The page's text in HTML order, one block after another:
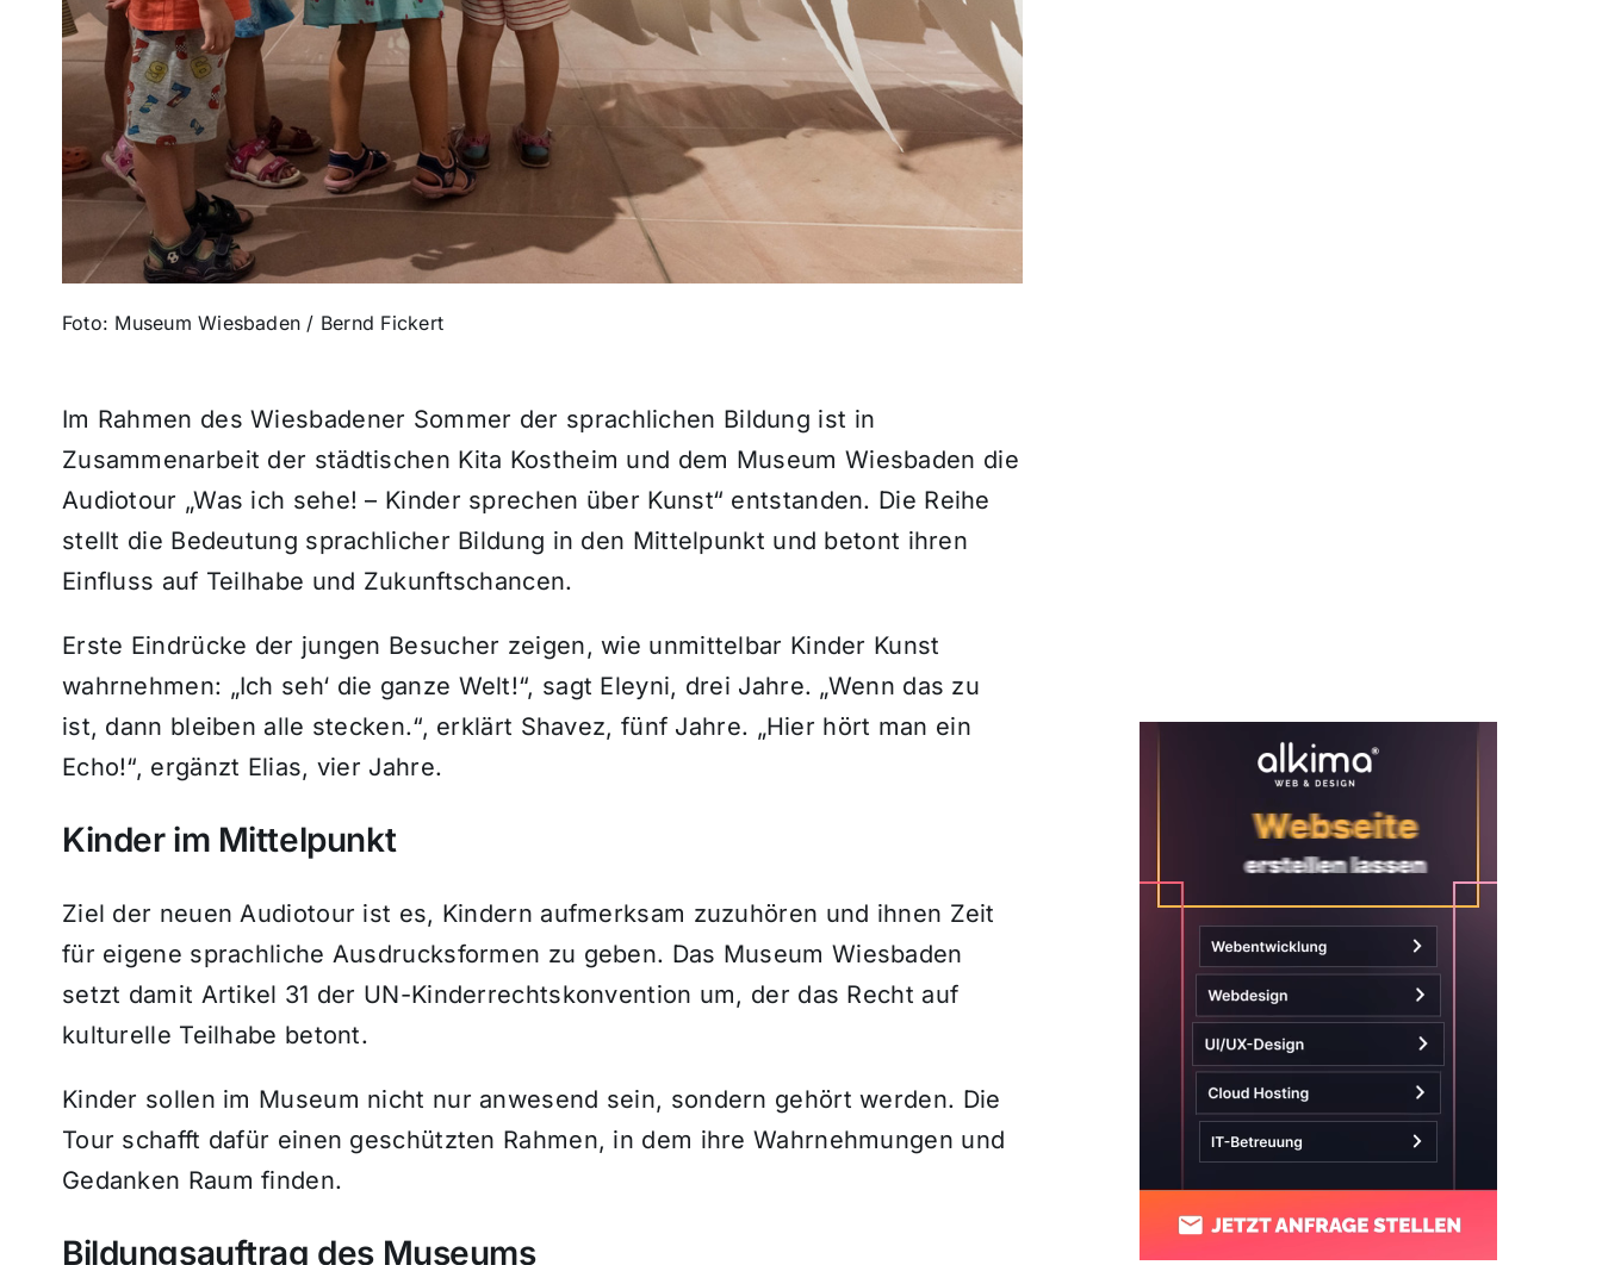
Foto: Museum Wiesbaden / Bernd Fickert
Im Rahmen des Wiesbadener Sommer der sprachlichen Bildung ist in
Zusammenarbeit der städtischen Kita Kostheim und dem Museum Wiesbaden die
Audiotour „Was ich sehe! – Kinder sprechen über Kunst“ entstanden. Die Reihe
stellt die Bedeutung sprachlicher Bildung in den Mittelpunkt und betont ihren
Einfluss auf Teilhabe und Zukunftschancen.
Erste Eindrücke der jungen Besucher zeigen, wie unmittelbar Kinder Kunst
wahrnehmen: „Ich seh‘ die ganze Welt!“, sagt Eleyni, drei Jahre. „Wenn das zu
ist, dann bleiben alle stecken.“, erklärt Shavez, fünf Jahre. „Hier hört man ein
Echo!“, ergänzt Elias, vier Jahre.
Kinder im Mittelpunkt
Ziel der neuen Audiotour ist es, Kindern aufmerksam zuzuhören und ihnen Zeit
für eigene sprachliche Ausdrucksformen zu geben. Das Museum Wiesbaden
setzt damit Artikel 31 der UN-Kinderrechtskonvention um, der das Recht auf
kulturelle Teilhabe betont.
Kinder sollen im Museum nicht nur anwesend sein, sondern gehört werden. Die
Tour schafft dafür einen geschützten Rahmen, in dem ihre Wahrnehmungen und
Gedanken Raum finden.
Bildungsauftrag des Museums